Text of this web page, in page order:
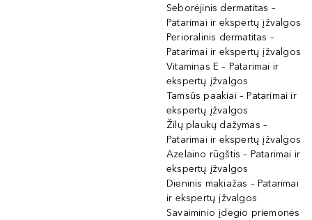
Seborėjinis dermatitas –
Patarimai ir ekspertų įžvalgos
Perioralinis dermatitas –
Patarimai ir ekspertų įžvalgos
Vitaminas E – Patarimai ir
ekspertų įžvalgos
Tamsūs paakiai – Patarimai ir
ekspertų įžvalgos
Žilų plaukų dažymas –
Patarimai ir ekspertų įžvalgos
Azelaino rūgštis – Patarimai ir
ekspertų įžvalgos
Dieninis makiažas – Patarimai
ir ekspertų įžvalgos
Savaiminio įdegio priemonės